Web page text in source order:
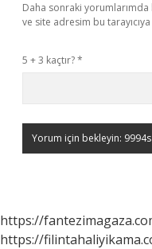
Daha sonraki yorumlarımda
ve site adresim bu
5 + 3 kaçtır?*
https://
https://